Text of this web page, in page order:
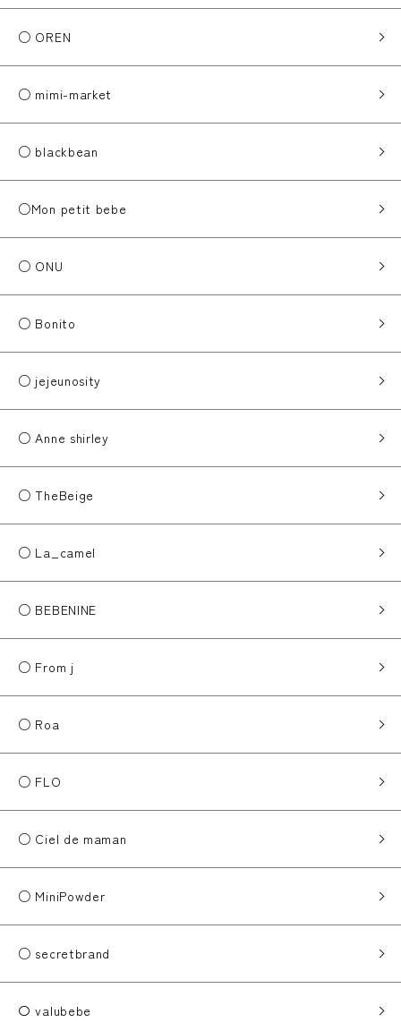
○ OREN
○ mimi-market
○ blackbean
○Mon petit bebe
○ ONU
○ Bonito
○ jejeunosity
○ Anne shirley
○ TheBeige
○ La_camel
○ BEBENINE
○ From j
○ Roa
○ FLO
○ Ciel de maman
○ MiniPowder
○ secretbrand
〇 valubebe